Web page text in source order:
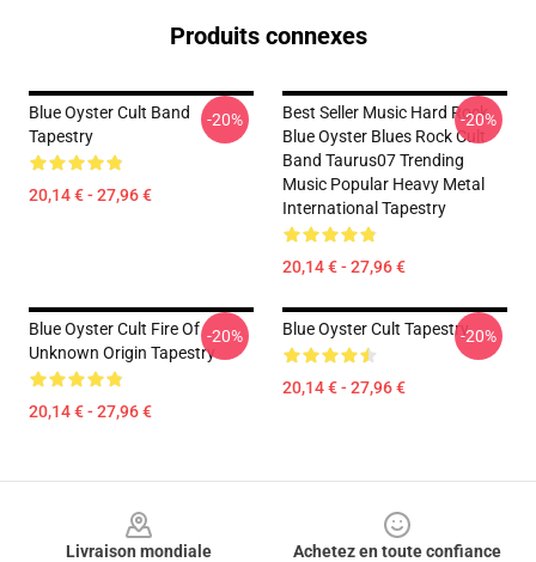
Produits connexes
Blue Oyster Cult Band
Tapestry
20,14 € - 27,96 €
-20%
Best Seller Music Hard Rock
Blue Oyster Blues Rock Cult
Band Taurus07 Trending
Music Popular Heavy Metal
International Tapestry
20,14 € - 27,96 €
-20%
Blue Oyster Cult Fire Of
Unknown Origin Tapestry
20,14 € - 27,96 €
-20% Blue Oyster Cult Tapestry
20,14 € - 27,96 €
-20%
Livraison mondiale
Achetez en toute confiance